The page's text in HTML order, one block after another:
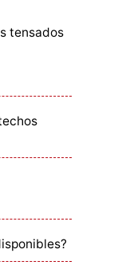
tensados